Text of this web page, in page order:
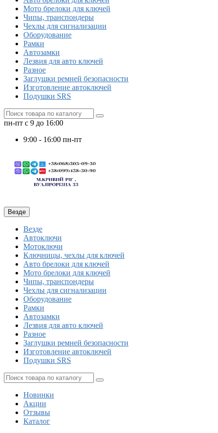
Мото брелоки для ключей
Чипы, транспондеры
Чехлы для сигнализации
Оборудование
Рамки
Автозамки
Лезвия для авто ключей
Разное
Заглушки ремней безопасности
Изготовление автоключей
Подушки SRS
пн-пт с 9 до 16:00
9:00 - 16:00 пн-пт
Везде
Везде
Автоключи
Мотоключи
Ключницы, чехлы для ключей
Авто брелоки для ключей
Мото брелоки для ключей
Чипы, транспондеры
Чехлы для сигнализации
Оборудование
Рамки
Автозамки
Лезвия для авто ключей
Разное
Заглушки ремней безопасности
Изготовление автоключей
Подушки SRS
Новинки
Акции
Отзывы
Каталог